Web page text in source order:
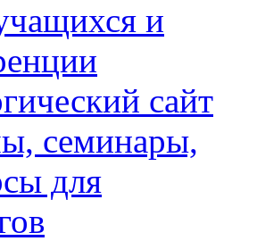
и
сайт
семинары,
для